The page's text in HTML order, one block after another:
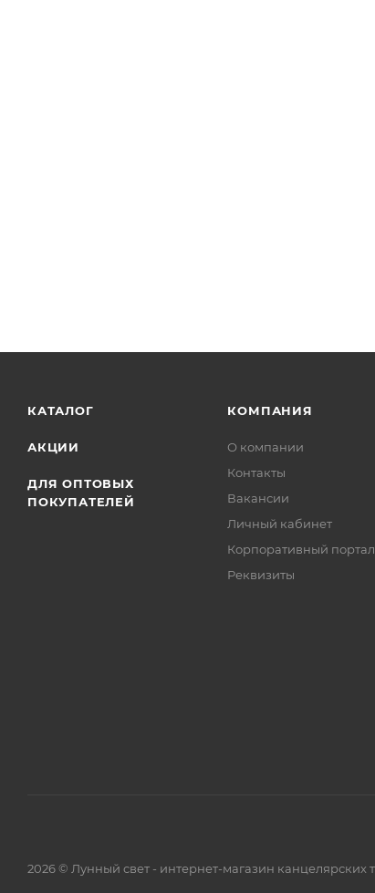
КАТАЛОГ
АКЦИИ
ДЛЯ ОПТОВЫХ
ПОКУПАТЕЛЕЙ
КОМПАНИЯ
О компании
Контакты
Вакансии
Личный кабинет
Корпоративный портал
Реквизиты
2026 © Лунный свет - интернет-магазин канцелярских